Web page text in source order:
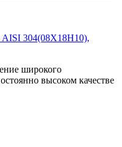
AISI 304(08Х18Н10),
широкого
высоком качестве